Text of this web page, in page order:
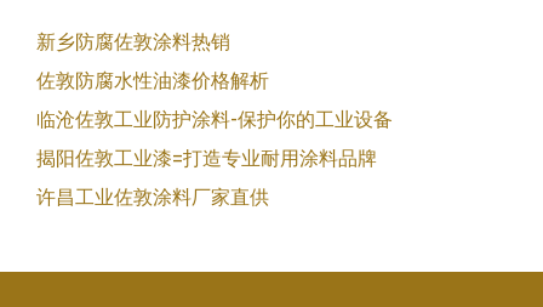
新乡防腐佐敦涂料热销
佐敦防腐水性油漆价格解析
临沧佐敦工业防护涂料-保护你的工业设备
揭阳佐敦工业漆=打造专业耐用涂料品牌
许昌工业佐敦涂料厂家直供